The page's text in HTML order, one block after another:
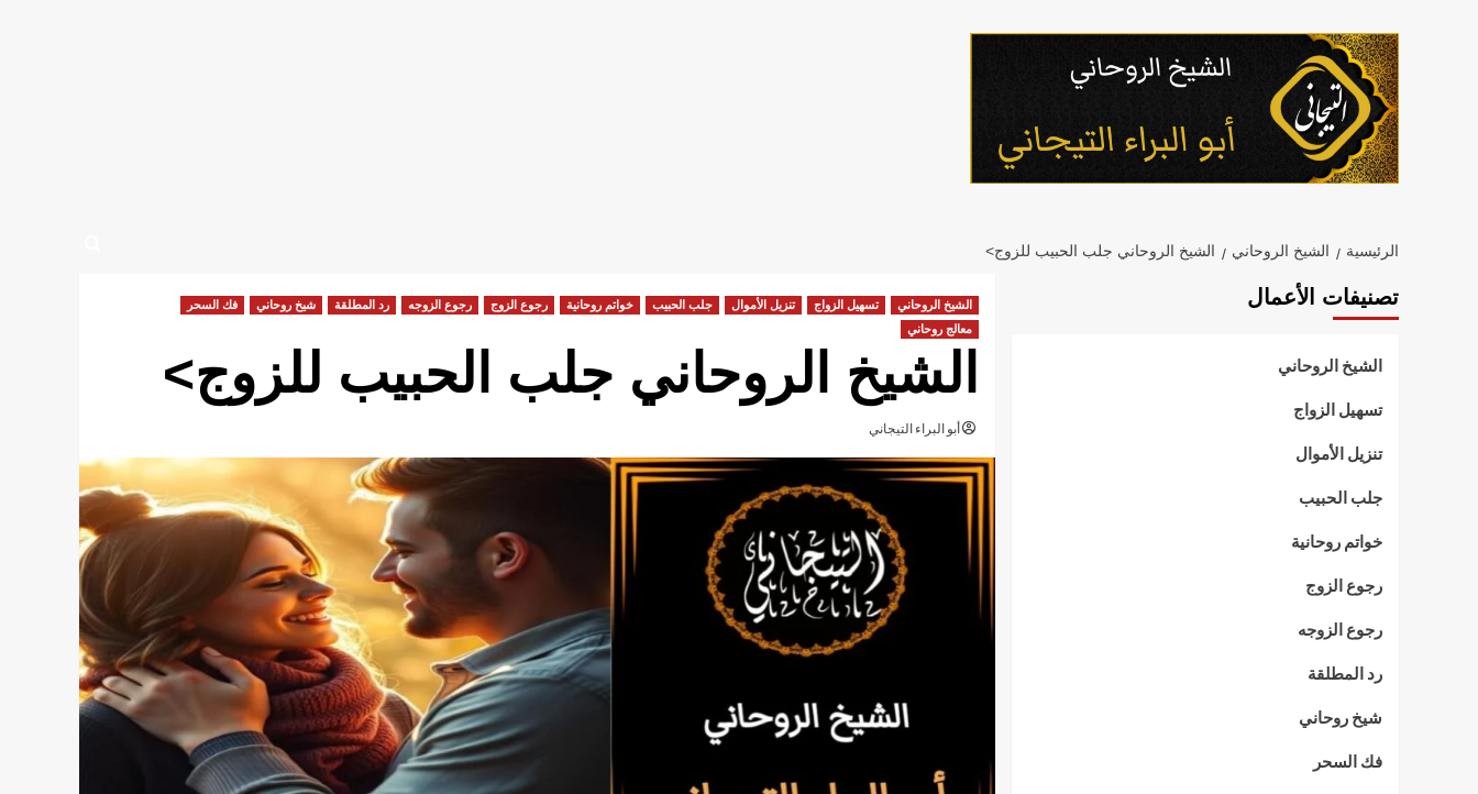
الرئيسية الشيخ الروحاني الشيخ الروحاني جلب الحبيب للزوج>
الشيخ الروحاني تسهيل الزواج تنزيل الأموال جلب الحبيب خواتم روحانية رجوع الزوج رجوع الزوجه رد المطلقة شيخ روحاني
فك السحر
معالج روحاني
الشيخ الروحاني جلب الحبيب للزوج>
أبو البراء التيجاني
تصنيفات الأعمال
الشيخ الروحاني
تسهيل الزواج
تنزيل الأموال
جلب الحبيب
خواتم روحانية
رجوع الزوج
رجوع الزوجه
رد المطلقة
شيخ روحاني
فك السحر